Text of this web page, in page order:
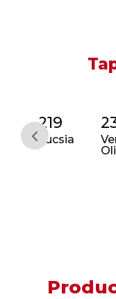
219
Fucsia